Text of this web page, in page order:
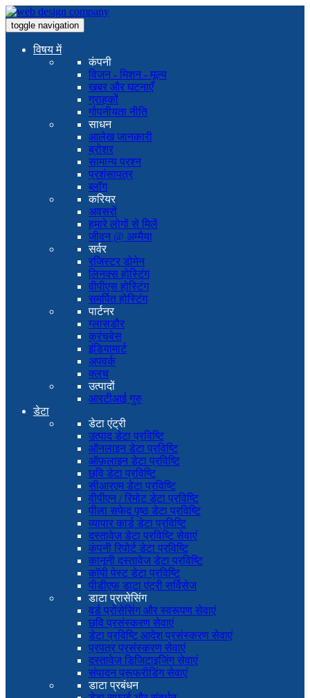
toggle navigation
विषय में
कंपनी
विजन - मिशन - मूल्य
खबर और घटनाएँ
ग्राहकों
गोपनीयता नीति
साधन
आलेख जानकारी
ब्रोशर
सामान्य प्रश्न
प्रशंसापत्र
ब्लॉग
करियर
अवसरों
हमारे लोगों से मिलें
जीवन @ अम्मैया
सर्वर
रजिस्टर डोमेन
लिनक्स होस्टिंग
वीपीएस होस्टिंग
समर्पित होस्टिंग
पार्टनर
ग्लासडौर
क्रंचबेस
इंडियामार्ट
अपवर्क
क्लच
उत्पादों
आरटीआई गुरु
डेटा
डेटा एंट्री
उत्पाद डेटा प्रविष्टि
ऑनलाइन डेटा प्रविष्टि
ऑफ़लाइन डेटा प्रविष्टि
छवि डेटा प्रविष्टि
सीआरएम डेटा प्रविष्टि
वीपीएन / रिमोट डेटा प्रविष्टि
पीला सफेद पृष्ठ डेटा प्रविष्टि
व्यापार कार्ड डेटा प्रविष्टि
दस्तावेज़ डेटा प्रविष्टि सेवाएं
कंपनी रिपोर्ट डेटा प्रविष्टि
कानूनी दस्तावेज डेटा प्रविष्टि
कॉपी पेस्ट डेटा प्रविष्टि
पीडीएफ डाटा एंट्री सर्विसेज
डाटा प्रासेसिंग
वर्ड प्रोसेसिंग और स्वरूपण सेवाएं
छवि प्रसंस्करण सेवाएं
डेटा प्रविष्टि आदेश प्रसंस्करण सेवाएं
प्रपत्र प्रसंस्करण सेवाएं
दस्तावेज़ डिजिटाइजिंग सेवाएं
संपादन प्रूफरीडिंग सेवाएं
डाटा प्रबंधन